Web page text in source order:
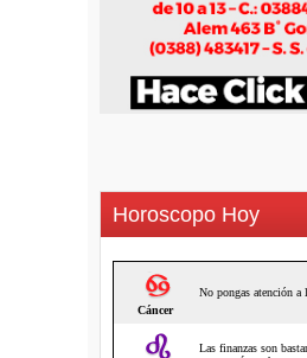
Horoscopo Hoy